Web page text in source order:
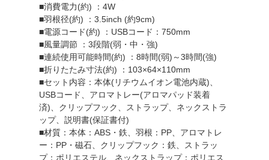
■消費電力(約) ：4W
■羽根径(約) ：3.5inch (約9cm)
■電源コード(約) ：USBコード：750mm
■風量調節 ：3段階(弱・中・強)
■連続使用可能時間(約) ：8時間(弱)～3時間(強)
■折りたたみ寸法(約) ：103×64×110mm
■セット内容：本体(リチウムイオン電池内蔵)、
USBコード、アロマトレー(アロマパッド装着
済)、クリップフック、ストラップ、ネックストラ
ップ、説明書(保証書付)
■材質：本体：ABS・鉄、羽根：PP、アロマトレ
ー：PP・磁石、クリップフック：鉄、ストラッ
プ：ポリエステル、ネックストラップ：ポリエス